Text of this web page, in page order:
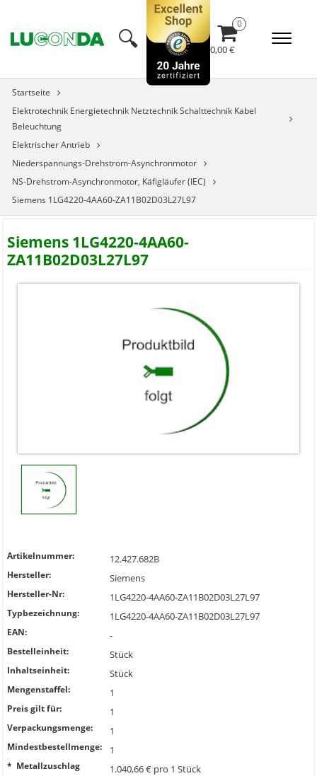
🔍︎ 0,00 €
Startseite
Elektrotechnik Energietechnik Netztechnik Schalttechnik Kabel
Beleuchtung
Elektrischer Antrieb
Niederspannungs-Drehstrom-Asynchronmotor
NS-Drehstrom-Asynchronmotor, Käfigläufer (IEC)
Siemens 1LG4220-4AA60-ZA11B02D03L27L97
Siemens 1LG4220-4AA60-
ZA11B02D03L27L97
Artikelnummer: 12.427.682B
Hersteller: Siemens
Hersteller-Nr: 1LG4220-4AA60-ZA11B02D03L27L97
Typbezeichnung: 1LG4220-4AA60-ZA11B02D03L27L97
EAN: -
Bestelleinheit: Stück
Inhaltseinheit: Stück
Mengenstaffel: 1
Preis gilt für: 1
Verpackungsmenge: 1
Mindestbestellmenge: 1
* Metallzuschlag 1.040,66 € pro 1 Stück